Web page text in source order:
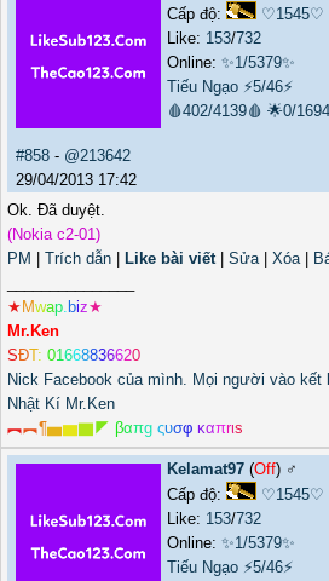
Cấp độ:
♡1545♡
Like: 153/732
Online: ✨1/5379✨
Tiếu Ngạo ⚡5/46⚡
🩸402/4139🩸 🌟0/
#858 - @213642
29/04/2013 17:42
Ok. Đã duyệt.
(Nokia c2-01)
PM
Trích dẫn Like bài viết| Sửa| Xóa|
★ Mwap. biz★
Mr.Ken
SĐT: 01668836620
Nick Facebook của mình. Mọi người vào kết
Nhật Kí Mr.Ken
︻︻¶▅▆▇◤ βαπg ςυσφ καπrιs
Kelamat97 (Off) ♂️
Cấp độ:
♡1545♡
Like: 153/732
Online: ✨1/5379✨
Tiếu Ngạo ⚡5/46⚡